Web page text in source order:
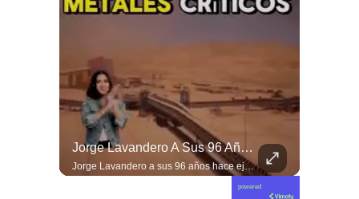
Jorge Lavandero A Sus 96 Años Hace Ejercicio De Memoria Que Debería Ser Enseñado En Todas Las Escuelas De #chile Para Frenar El Saqueo.
Jorge Lavandero a sus 96 años hace ejercicio de memoria que debería ser enseñado en todas las escuelas de #chile para frenar el saqueo. #cobre #cooper
powered